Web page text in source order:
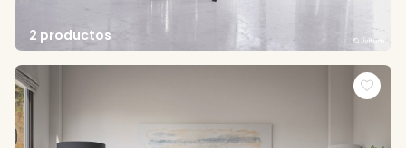
2 productos